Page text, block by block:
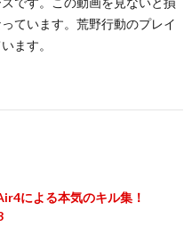
ています。荒野行動のプレイ
ます。
による本気のキル集！